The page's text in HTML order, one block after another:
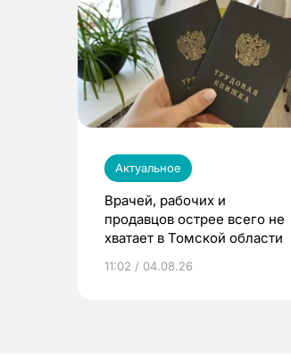
Актуальное
Врачей, рабочих и
продавцов острее всего не
хватает в Томской области
11:02 / 04.08.26